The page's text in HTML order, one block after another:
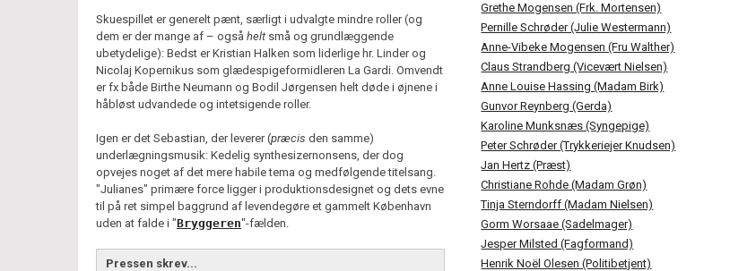
Skuespillet er generelt pænt, særligt i udvalgte mindre roller (og
dem er der mange af – også helt små og grundlæggende
ubetydelige): Bedst er Kristian Halken som liderlige hr. Linder og
Nicolaj Kopernikus som glædespigeformidleren La Gardi. Omvendt
er fx både Birthe Neumann og Bodil Jørgensen helt døde i øjnene i
håbløst udvandede og intetsigende roller.
Igen er det Sebastian, der leverer (præcis den samme)
underlægningsmusik: Kedelig synthesizernonsens, der dog
opvejes noget af det mere habile tema og medfølgende titelsang.
"Julianes" primære force ligger i produktionsdesignet og dets evne
til på ret simpel baggrund af levendegøre et gammelt København
uden at falde i "Bryggeren"-fælden.
Pressen skrev...
Grethe Mogensen (Frk. Mortensen)
Pernille Schrøder (Julie Westermann)
Anne-Vibeke Mogensen (Fru Walther)
Claus Strandberg (Vicevært Nielsen)
Anne Louise Hassing (Madam Birk)
Gunvor Reynberg (Gerda)
Karoline Munksnæs (Syngepige)
Peter Schrøder (Trykkeriejer Knudsen)
Jan Hertz (Præst)
Christiane Rohde (Madam Grøn)
Tinja Sterndorff (Madam Nielsen)
Gorm Worsaae (Sadelmager)
Jesper Milsted (Fagformand)
Henrik Noël Olesen (Politibetjent)